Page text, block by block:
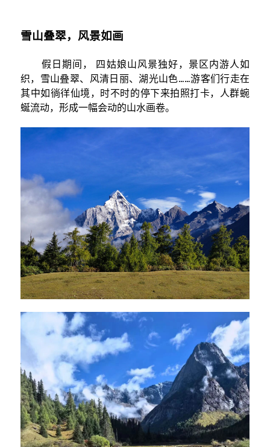
雪山叠翠，风景如画
假日期间， 四姑娘山风景独好，景区内游人如
织，雪山叠翠、风清日丽、湖光山色……游客们行走在
其中如徜徉仙境，时不时的停下来拍照打卡，人群蜿
蜒流动，形成一幅会动的山水画卷。